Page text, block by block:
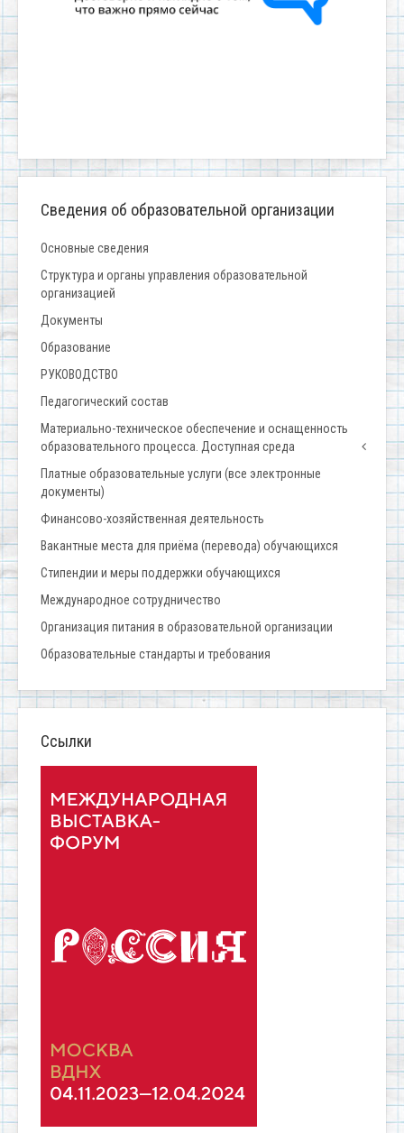
Сведения об образовательной организации
Основные сведения
Структура и органы управления образовательной
организацией
Документы
Образование
РУКОВОДСТВО
Педагогический состав
Материально-техническое обеспечение и оснащенность
образовательного процесса. Доступная среда
Платные образовательные услуги (все электронные
документы)
Финансово-хозяйственная деятельность
Вакантные места для приёма (перевода) обучающихся
Стипендии и меры поддержки обучающихся
Международное сотрудничество
Организация питания в образовательной организации
Образовательные стандарты и требования
Ссылки